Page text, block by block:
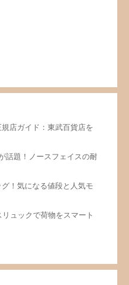
店ガイド：東武百貨店を
話題！ノースフェイスの耐
！気になる値段と人気モ
ュックで荷物をスマート